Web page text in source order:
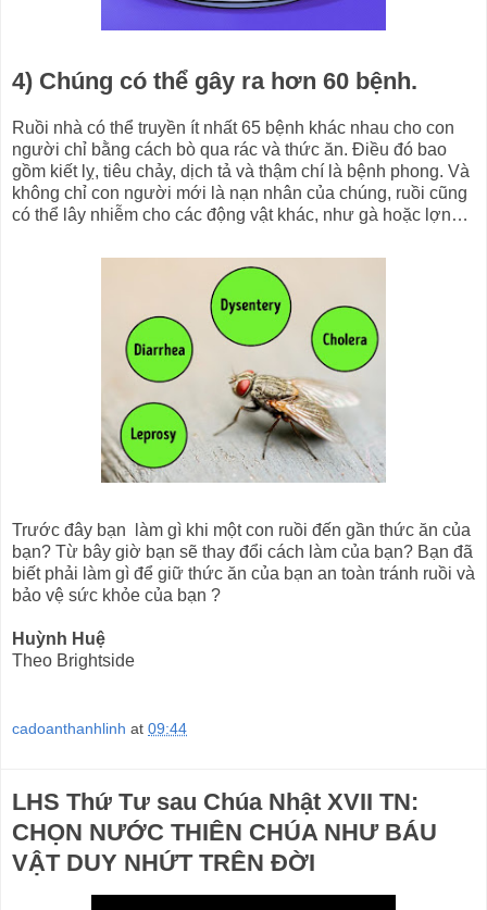
4) Chúng có thể gây ra hơn 60 bệnh.
Ruồi nhà có thể truyền ít nhất 65 bệnh khác nhau cho con
người chỉ bằng cách bò qua rác và thức ăn. Điều đó bao
gồm kiết lỵ, tiêu chảy, dịch tả và thậm chí là bệnh phong. Và
không chỉ con người mới là nạn nhân của chúng, ruồi cũng
có thể lây nhiễm cho các động vật khác, như gà hoặc lợn…
Trước đây bạn làm gì khi một con ruồi đến gần thức ăn của
bạn? Từ bây giờ bạn sẽ thay đổi cách làm của bạn? Bạn đã
biết phải làm gì để giữ thức ăn của bạn an toàn tránh ruồi và
bảo vệ sức khỏe của bạn ?
Huỳnh Huệ
Theo Brightside
cadoanthanhlinh at 09:44
LHS Thứ Tư sau Chúa Nhật XVII TN:
CHỌN NƯỚC THIÊN CHÚA NHƯ BÁU
VẬT DUY NHỨT TRÊN ĐỜI